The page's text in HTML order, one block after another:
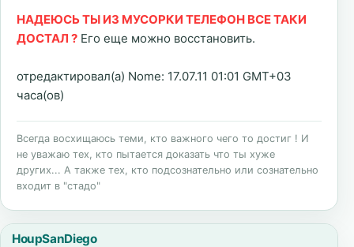
НАДЕЮСЬ ТЫ ИЗ МУСОРКИ ТЕЛЕФОН ВСЕ ТАКИ
ДОСТАЛ ? Его еще можно восстановить.
отредактировал(а) Nome: 17.07.11 01:01 GMT+03
часа(ов)
Всегда восхищаюсь теми, кто важного чего то достиг ! И
не уважаю тех, кто пытается доказать что ты хуже
других... А также тех, кто подсознательно или сознательно
входит в "стадо"
HoupSanDiego